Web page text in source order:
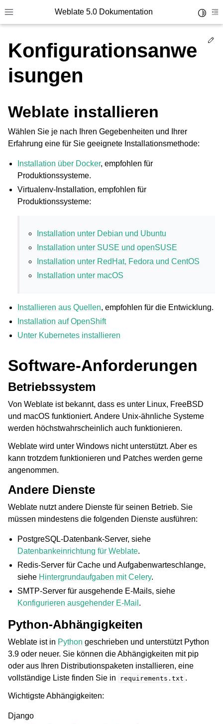
Toggle site navigation sidebar
Weblate 5.0 Dokumentation
navigation of Unterstützte Dateiformate
navigation of Konfigurationsanweisungen
Konfigurationsanwe
isungen
Weblate installieren
Wählen Sie je nach Ihren Gegebenheiten und Ihrer
Erfahrung eine für Sie geeignete Installationsmethode:
Installation über Docker, empfohlen für
Produktionssysteme.
Virtualenv-Installation, empfohlen für
Produktionssysteme:
Installation unter Debian und Ubuntu
Installation unter SUSE und openSUSE
Installation unter RedHat, Fedora und CentOS
Installation unter macOS
Installieren aus Quellen, empfohlen für die Entwicklung.
Installation auf OpenShift
Unter Kubernetes installieren
Software-Anforderungen
Betriebssystem
Von Weblate ist bekannt, dass es unter Linux, FreeBSD
und macOS funktioniert. Andere Unix-ähnliche Systeme
werden höchstwahrscheinlich auch funktionieren.
Weblate wird unter Windows nicht unterstützt. Aber es
kann trotzdem funktionieren und Patches werden gerne
angenommen.
Andere Dienste
Weblate nutzt andere Dienste für seinen Betrieb. Sie
müssen mindestens die folgenden Dienste ausführen:
PostgreSQL-Datenbank-Server, siehe
Datenbankeinrichtung für Weblate.
Redis-Server für Cache und Aufgabenwarteschlange,
siehe Hintergrundaufgaben mit Celery.
SMTP-Server für ausgehende E-Mails, siehe
Konfigurieren ausgehender E-Mail .
Python-Abhängigkeiten
Weblate ist in Python geschrieben und unterstützt Python
3.9 oder neuer. Sie können die Abhängigkeiten mit pip
oder aus Ihren Distributionspaketen installieren, eine
vollständige Liste finden Sie in
requirements.txt .
Wichtigste Abhängigkeiten:
Django